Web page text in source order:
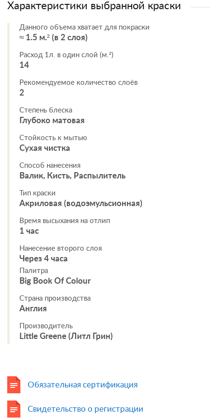
Характеристики выбранной краски
Данного объема хватает для покраски
≈ 1.5 м.² (в 2 слоя)
Расход 1л. в один слой (м.²)
14
Рекомендуемое количество слоёв
2
Степень блеска
Глубоко матовая
Стойкость к мытью
Сухая чистка
Способ нанесения
Валик, Кисть, Распылитель
Тип краски
Акриловая (водоэмульсионная)
Время высыхания на отлип
1 час
Нанесение второго слоя
Через 4 часа
Палитра
Big Book Of Colour
Страна производства
Англия
Производитель
Little Greene (Литл Грин)
Обязательная сертификация
Свидетельство о регистрации